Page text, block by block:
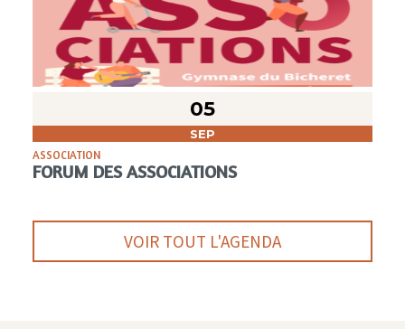
05
SEP
ASSOCIATION
FORUM DES ASSOCIATIONS
VOIR TOUT L'AGENDA